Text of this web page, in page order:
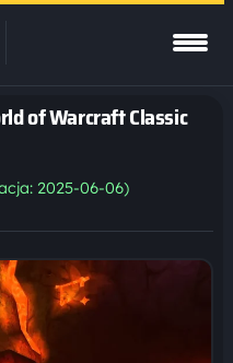
of Warcraft Classic
2025-06-06)